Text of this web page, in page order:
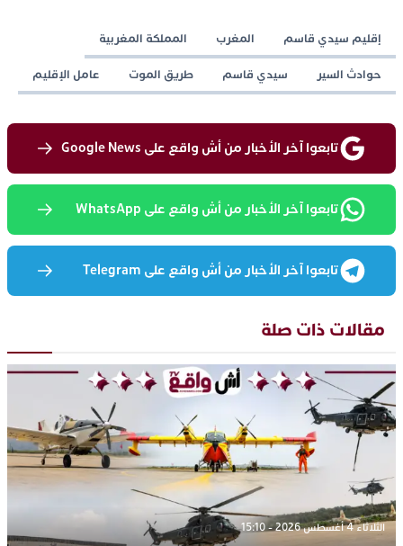
إقليم سيدي قاسم المغرب المملكة المغربية
حوادث السير سيدي قاسم طريق الموت عامل الإقليم
تابعوا آخر الأخبار من أش واقع على Google News
تابعوا آخر الأخبار من أش واقع على WhatsApp
تابعوا آخر الأخبار من أش واقع على Telegram
مقالات ذات صلة
الثلاثاء 4 أغسطس 2026 - 15:10